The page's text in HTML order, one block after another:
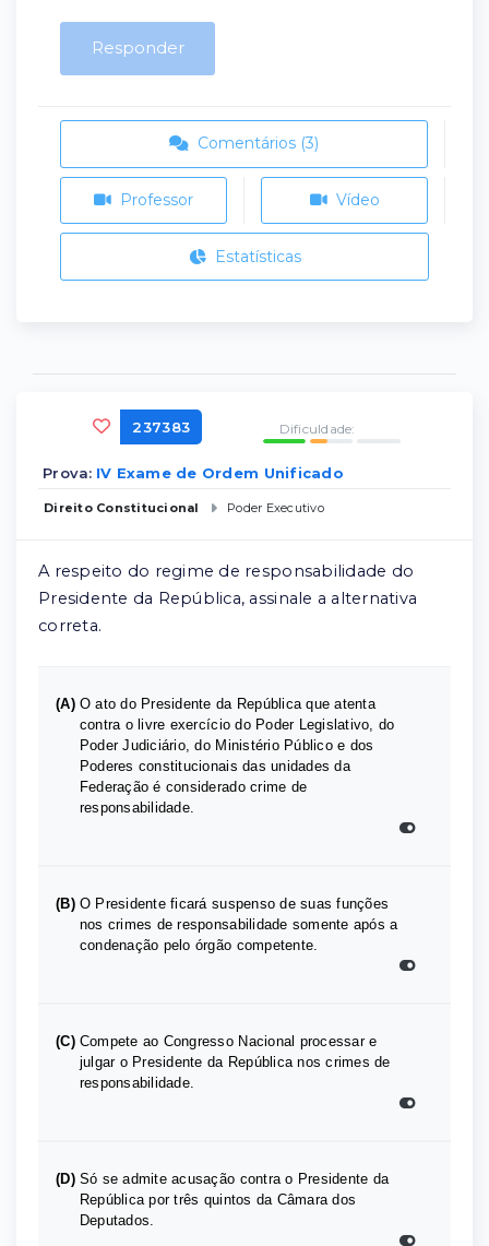
Responder
Comentários (3)
Professor Vídeo
Estatísticas
237383 Dificuldade:
Prova: IV Exame de Ordem Unificado
Direito Constitucional Poder Executivo
A respeito do regime de responsabilidade do
Presidente da República, assinale a alternativa
correta.
(A) O ato do Presidente da República que atenta
contra o livre exercício do Poder Legislativo, do
Poder Judiciário, do Ministério Público e dos
Poderes constitucionais das unidades da
Federação é considerado crime de
responsabilidade.
(B) O Presidente ficará suspenso de suas funções
nos crimes de responsabilidade somente após a
condenação pelo órgão competente.
(C) Compete ao Congresso Nacional processar e
julgar o Presidente da República nos crimes de
responsabilidade.
(D) Só se admite acusação contra o Presidente da
República por três quintos da Câmara dos
Deputados.